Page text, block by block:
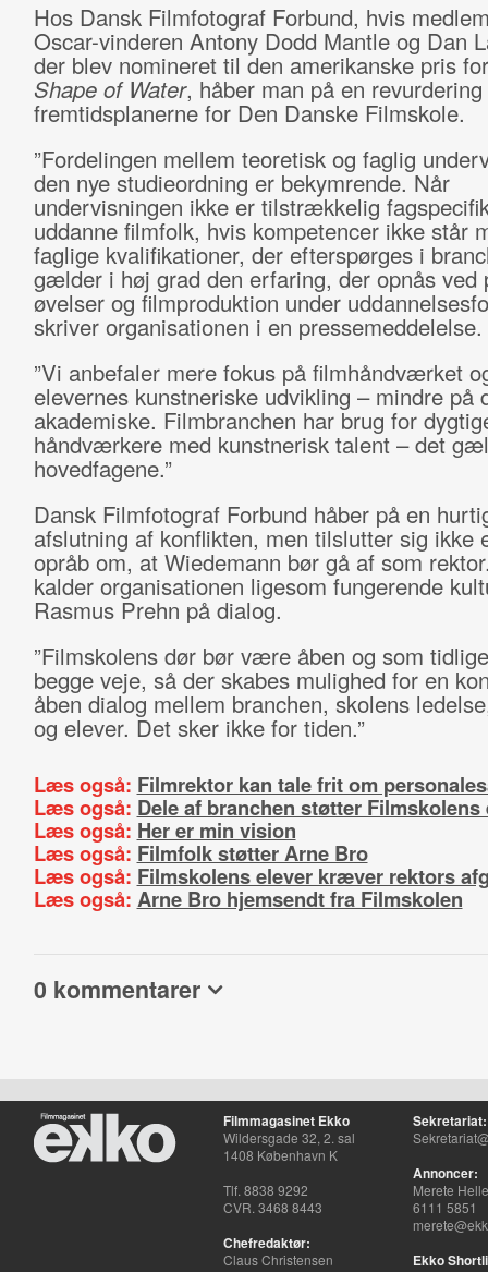
Hos Dansk Filmfotograf Forbund, hvis
Oscar-vinderen Antony Dodd Mantle og Dan
der blev nomineret til den amerikanske pris
Shape of Water, håber man på en
fremtidsplanerne for Den Danske Filmskole.
”Fordelingen mellem teoretisk og faglig
den nye studieordning er bekymrende. Når
undervisningen ikke er tilstrækkelig
uddanne filmfolk, hvis kompetencer ikke står
faglige kvalifikationer, der efterspørges i
gælder i høj grad den erfaring, der opnås ved
øvelser og filmproduktion under
skriver organisationen i en pressemeddelelse.
”Vi anbefaler mere fokus på filmhåndværket
elevernes kunstneriske udvikling – mindre på
akademiske. Filmbranchen har brug for
håndværkere med kunstnerisk talent – det
hovedfagene.”
Dansk Filmfotograf Forbund håber på en
afslutning af konflikten, men tilslutter sig ikke
opråb om, at Wiedemann bør gå af som
kalder organisationen ligesom fungerende
Rasmus Prehn på dialog.
”Filmskolens dør bør være åben og som
begge veje, så der skabes mulighed for en
åben dialog mellem branchen, skolens
og elever. Det sker ikke for tiden.”
Læs også: Filmrektor kan tale frit om
Læs også: Dele af branchen støtter Filmskolens
Læs også: Her er min vision
Læs også: Filmfolk støtter Arne Bro
Læs også: Filmskolens elever kræver rektors
Læs også: Arne Bro hjemsendt fra Filmskolen
0 kommentarer
Filmmagasinet Ekko
Wildersgade 32, 2. sal
1408 København K
Tlf. 8838 9292
CVR. 3468 8443
Chefredaktør:
Claus Christensen
Sekretariat:
Annoncer:
Merete
6111 5851
Ekko